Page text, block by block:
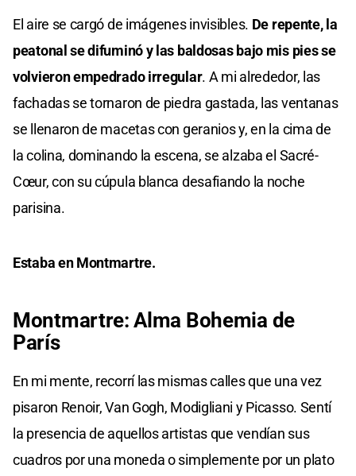
El aire se cargó de imágenes invisibles. De repente, la
peatonal se difuminó y las baldosas bajo mis pies se
volvieron empedrado irregular. A mi alrededor, las
fachadas se tornaron de piedra gastada, las ventanas
se llenaron de macetas con geranios y, en la cima de
la colina, dominando la escena, se alzaba el Sacré-
Cœur, con su cúpula blanca desafiando la noche
parisina.
Estaba en Montmartre.
Montmartre: Alma Bohemia de
París
En mi mente, recorrí las mismas calles que una vez
pisaron Renoir, Van Gogh, Modigliani y Picasso. Sentí
la presencia de aquellos artistas que vendían sus
cuadros por una moneda o simplemente por un plato